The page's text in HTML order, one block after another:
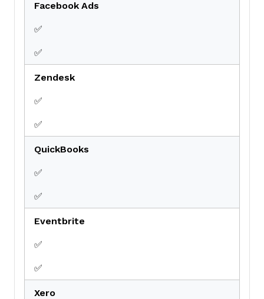
Facebook Ads
✅
✅
Zendesk
✅
✅
QuickBooks
✅
✅
Eventbrite
✅
✅
Xero